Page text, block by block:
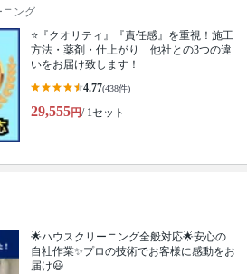
ニング
⭐『クオリティ』『責任感』を重視！施工
方法・薬剤・仕上がり 他社との3つの違
いをお届け致します！
4.77(438件)
29,555円/ 1セット
🌟ハウスクリーニング全般対応🌟安心の
自社作業✨プロの技術でお客様に感動をお
届け😃